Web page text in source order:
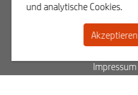
Kontakt
Impressum
und analytische Cookies.
Akzeptieren